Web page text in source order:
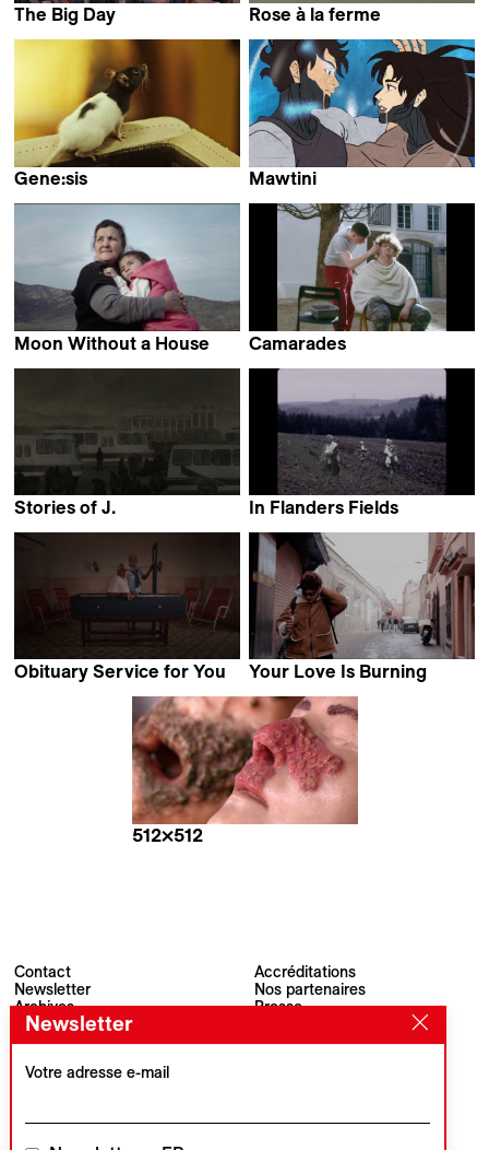
The Big Day
Lennart Miketta
Rose à la ferme
Gene:sis
Mawtini
Moon Without a House
Camarades
Stories of J.
In Flanders Fields
Obituary Service for You
Your Love Is Burning
512×512
Contact
Newsletter
Archives
Accréditations
Nos partenaires
Presse
Visions du Réel
CH–1260 Nyon
Newsletter
Votre adresse e-mail